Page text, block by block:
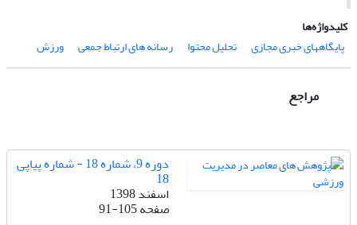
کلیدواژه‌ها
پایگاههای خبری مجازی
تحلیل محتوا رسانه های ارتباط جمعی ورزش
مراجع
دوره 9، شماره 18 - شماره پیاپی
18
اسفند 1398
صفحه91-105